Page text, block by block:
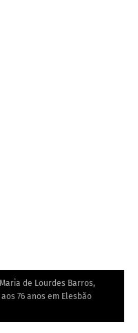
de Lourdes Barros,
76 anos em Elesbão